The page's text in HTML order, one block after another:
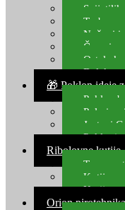
Torbe za
Noževi i
Čamci
Ostala
🎁 Poklon ideje
Poklon
Jastuci
Pokloni
Ribolovne kutije
Kutije
Kutije za
Orion pirotehnika